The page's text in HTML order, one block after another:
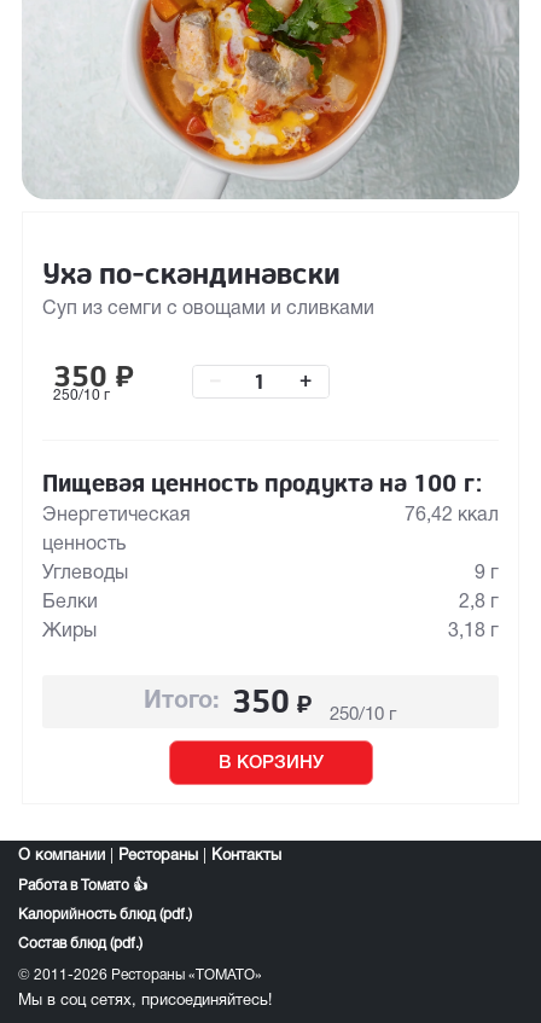
Уха по-скандинавски
Суп из семги с овощами и сливками
350 ₽
250/10 г
+
Пищевая ценность продукта на 100 г:
Энергетическая
ценность
76,42 ккал
Углеводы
9 г
Белки
2,8 г
Жиры
3,18 г
Итого: 350 ₽ 250/10 г
В КОРЗИНУ
О компании Рестораны Контакты
Работа в Томато 👍
Калорийность блюд (pdf.)
Состав блюд (pdf.)
© 2011-2026 Рестораны «ТОМАТО»
Мы в соц сетях, присоединяйтесь!